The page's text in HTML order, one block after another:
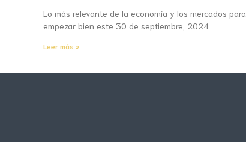
Lo más relevante de la economía y los mercados para
empezar bien este 30 de septiembre, 2024
Leer más »